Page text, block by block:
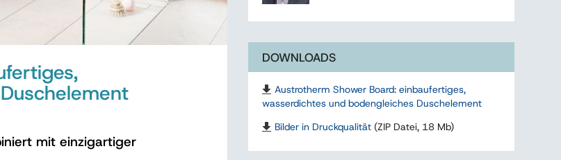
mit einzigartiger
DOWNLOADS
Austrotherm Shower Board: einbaufertiges,
wasserdichtes und bodengleiches Duschelement
Bilder in Druckqualität(ZIP Datei, 18 Mb)